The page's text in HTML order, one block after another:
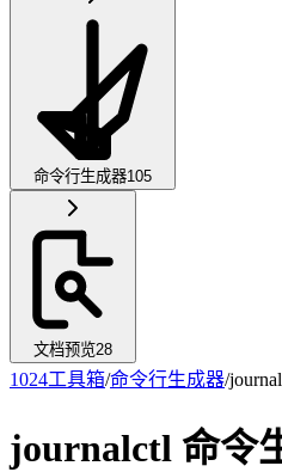
命令行生成器105
文档预览28
1024工具箱/命令行生成器/
journalctl 命令